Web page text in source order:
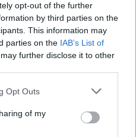
opt-out of the further
by third parties on the
This information may
parties on the IAB’s List of
further disclose it to other
Opt Outs
of my
Banda
pelo 1º lugar no
de Valência